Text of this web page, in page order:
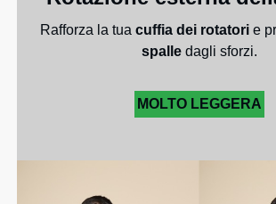
Rafforza la tua cuffia dei rotatorie
spalledagli sforzi.
MOLTO LEGGERA